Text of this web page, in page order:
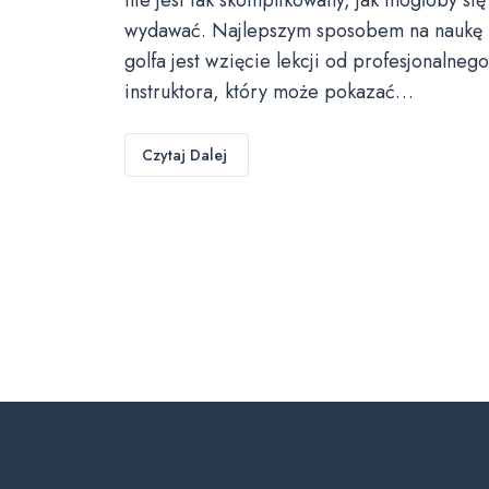
wydawać. Najlepszym sposobem na naukę
golfa jest wzięcie lekcji od profesjonalnego
instruktora, który może pokazać…
Czytaj Dalej